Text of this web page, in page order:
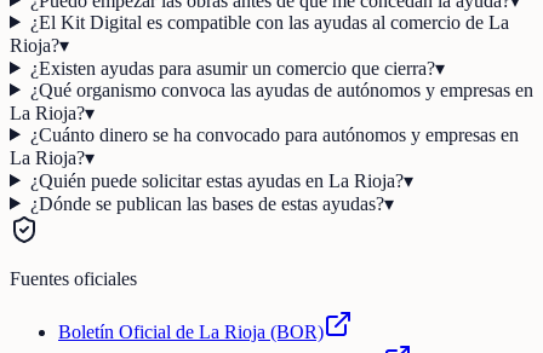
¿El Kit Digital es compatible con las ayudas al comercio de La
Rioja?▾
¿Existen ayudas para asumir un comercio que cierra?▾
¿Qué organismo convoca las ayudas de autónomos y empresas en
La Rioja?▾
¿Cuánto dinero se ha convocado para autónomos y empresas en
La Rioja?▾
¿Quién puede solicitar estas ayudas en La Rioja?▾
¿Dónde se publican las bases de estas ayudas?▾
Fuentes oficiales
Boletín Oficial de La Rioja (BOR)